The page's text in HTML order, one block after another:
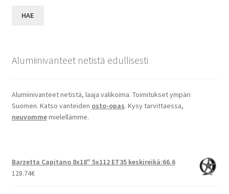
HAE
Alumiinivanteet netistä edullisesti
Alumiinivanteet netistä, laaja valikoima. Toimitukset ympäri
Suomen. Katso vanteiden osto-opas. Kysy tarvittaessa,
neuvommemielellämme.
Barzetta Capitano 8x18" 5x112 ET35 keskireikä:66.6
128.74€